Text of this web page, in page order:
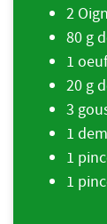
2
80 g
1 oeuf
20 g
3
1
1
1